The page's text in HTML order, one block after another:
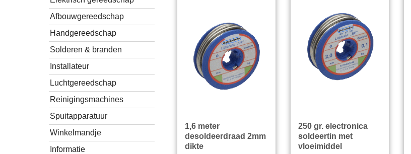
Afbouwgereedschap
Handgereedschap
Solderen & branden
Installateur
Luchtgereedschap
Reinigingsmachines
Spuitapparatuur
Winkelmandje
Informatie
1,6 meter
desoldeerdraad 2mm
dikte
250 gr. electronica
soldeertin met
vloeimiddel